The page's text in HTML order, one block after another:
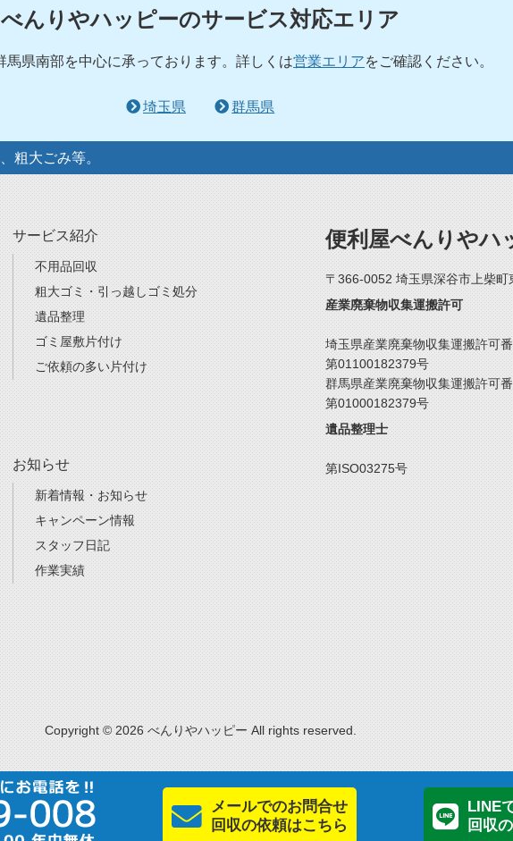
べんりやハッピーのサービス対応エリア
馬県南部を中心に承っております。詳しくは営業エリアをご確認ください。
埼玉県 群馬県
粗大ごみ等。
サービス紹介
不用品回収
粗大ゴミ・引っ越しゴミ処分
遺品整理
ゴミ屋敷片付け
ご依頼の多い片付け
お知らせ
新着情報・お知らせ
キャンペーン情報
スタッフ日記
作業実績
便利屋べんりやハ
〒366-0052 埼玉県深谷市上柴町
産業廃棄物収集運搬許可
埼玉県産業廃棄物収集運搬許可
第01100182379号
群馬県産業廃棄物収集運搬許可
第01000182379号
遺品整理士
第ISO03275号
Copyright © 2026 べんりやハッピー All rights reserved.
メールでのお問合せ
回収の依頼はこちら
LINE
回収